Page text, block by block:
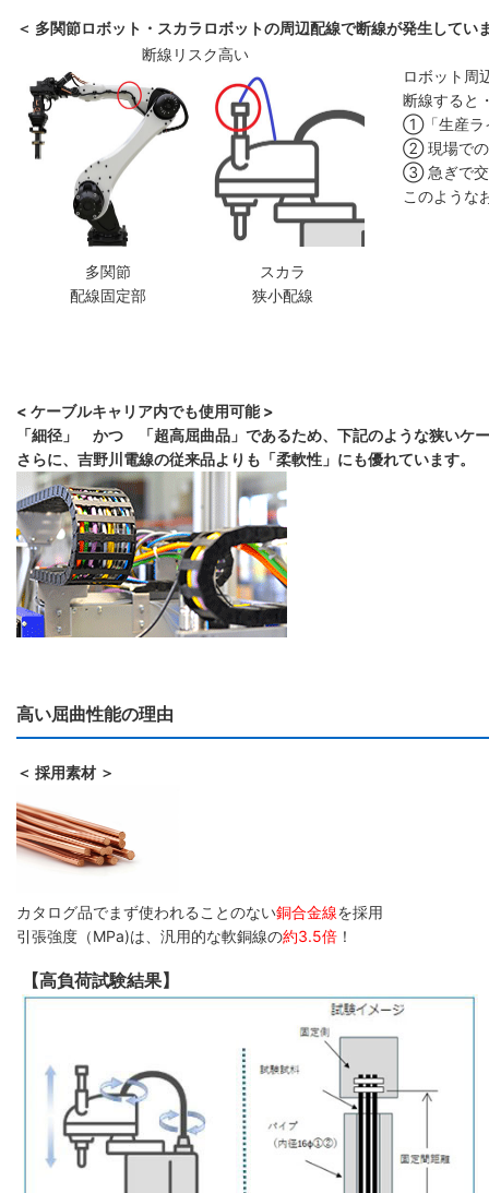
＜ 多関節ロボット・スカラロボットの周辺配線で断線が発生してい
断線リスク高い
多関節
配線固定部
スカラ
狭小配線
ロボット周
断線すると
①「生産ラ
② 現場での
③ 急ぎで交
このような
< ケーブルキャリア内でも使用可能 >
「細径」 かつ 「超高屈曲品」であるため、下記のような狭いケ
さらに、吉野川電線の従来品よりも「柔軟性」にも優れています。
高い屈曲性能の理由
＜ 採用素材 ＞
カタログ品でまず使われることのない銅合金線を採用
引張強度（MPa)は、汎用的な軟銅線の約3.5倍 ！
【高負荷試験結果】